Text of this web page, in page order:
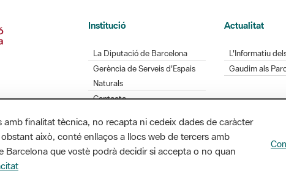
Institució
La Diputació de Barcelona
Gerència de Serveis d'Espais
Naturals
Contacte
Actualitat
L'Informatiu
Gaudim als
Diputació de Barcelona. Edifici Llacuna, 1a planta.
finalitat tècnica, no recapta ni cedeix dades de caràcter
això, conté enllaços a llocs web de tercers amb
Barcelona que vostè podrà decidir si accepta o no quan